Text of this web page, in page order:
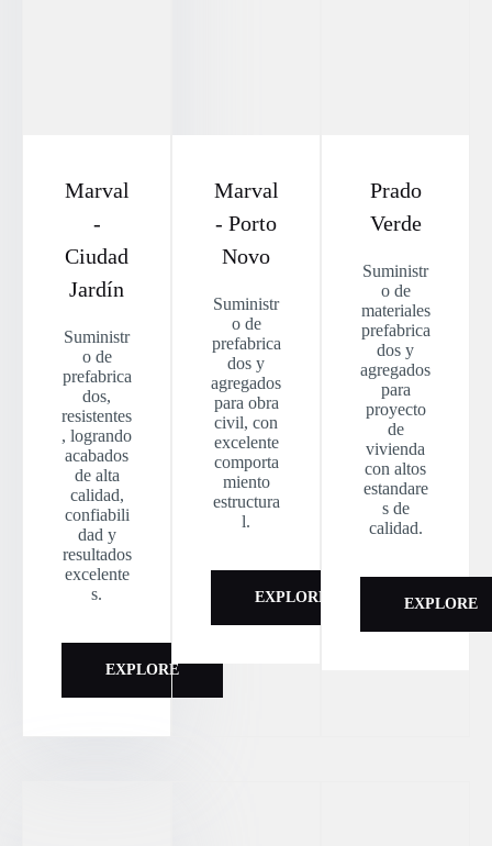
Marval
-
Ciudad
Jardín
Suministr
o de
prefabrica
dos,
resistentes
, logrando
acabados
de alta
calidad,
confiabili
dad y
resultados
excelente
s.
EXPLORE
Marval
- Porto
Novo
Suministr
o de
prefabrica
dos y
agregados
para obra
civil, con
excelente
comporta
miento
estructura
l.
EXPLORE
Prado
Verde
Suministr
o de
materiales
prefabrica
dos y
agregados
para
proyecto
de
vivienda
con altos
estandare
s de
calidad.
EXPLORE